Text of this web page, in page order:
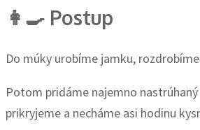
👩‍🍳 Postup
Do múky urobíme jamku,
Potom pridáme najemno
prikryjeme a necháme asi hodinu